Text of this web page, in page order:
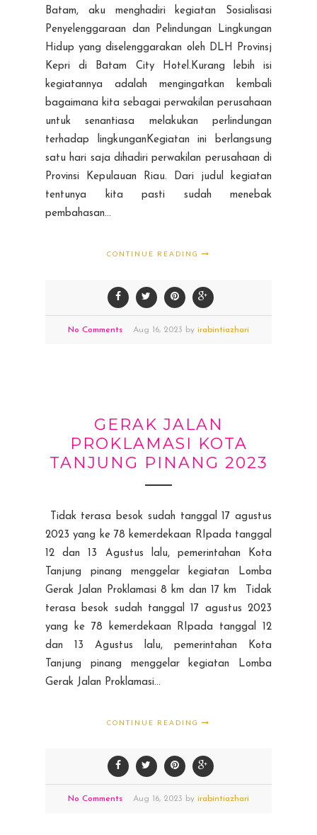
Batam, aku menghadiri kegiatan Sosialisasi
Penyelenggaraan dan Pelindungan Lingkungan
Hidup yang diselenggarakan oleh DLH Provinsj
Kepri di Batam City Hotel.Kurang lebih isi
kegiatannya adalah mengingatkan kembali
bagaimana kita sebagai perwakilan perusahaan
untuk senantiasa melakukan perlindungan
terhadap lingkunganKegiatan ini berlangsung
satu hari saja dihadiri perwakilan perusahaan di
Provinsi Kepulauan Riau. Dari judul kegiatan
tentunya kita pasti sudah menebak
pembahasan...
CONTINUE READING
No Comments Aug 16, 2023 by irabintiazhari
GERAK JALAN
PROKLAMASI KOTA
TANJUNG PINANG 2023
Tidak terasa besok sudah tanggal 17 agustus
2023 yang ke 78 kemerdekaan RIpada tanggal
12 dan 13 Agustus lalu, pemerintahan Kota
Tanjung pinang menggelar kegiatan Lomba
Gerak Jalan Proklamasi 8 km dan 17 km Tidak
terasa besok sudah tanggal 17 agustus 2023
yang ke 78 kemerdekaan RIpada tanggal 12
dan 13 Agustus lalu, pemerintahan Kota
Tanjung pinang menggelar kegiatan Lomba
Gerak Jalan Proklamasi...
CONTINUE READING
No Comments Aug 16, 2023 by irabintiazhari